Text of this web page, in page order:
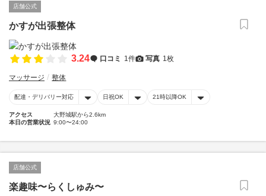
店舗公式
かすが出張整体
3.24 口コミ 1件 写真 1枚
マッサージ 整体
配達・デリバリー対応 日祝OK 21時以降OK
アクセス
大野城駅から2.6km
本日の営業状況 9:00〜24:00
店舗公式
楽趣味〜らくしゅみ〜